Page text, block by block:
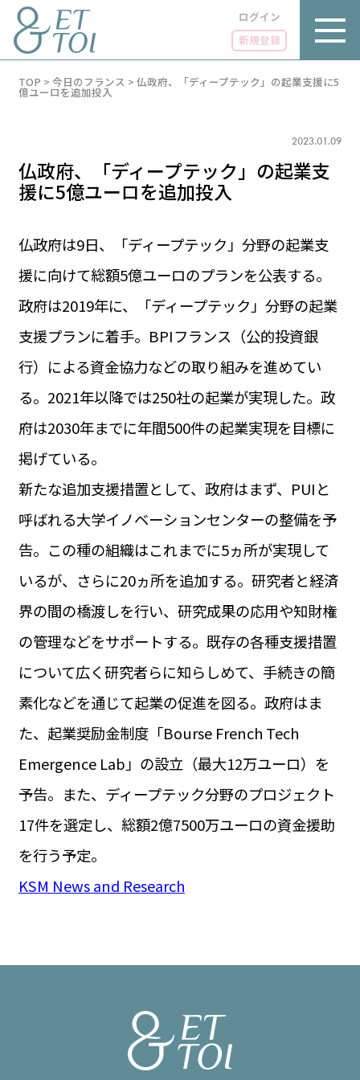
ログイン
新規登録
LUXE
グルメ
LIFE STYLE
ビジネス・キャリア
INFOS PRATIQUES
TAG
タグ
#パリ
#お土産 #トリビア
#データで読み解くフランス
#フランスの教育制度
#アプリ
#いざという時に
#カルカッソンヌ Carcassonne
#サステナブル
#フランス生活
#レシピ #ビューティー
#コスメ
#アルザス地方
#フランスの地方 #フロマージュ
#おでかけ
PARIS 14℃ / 12℃
FR 09:09 ／ JP 16:09
1€＝182.37円
お問い合わせ
運営会社
サイトポリシー
TOP > 今日のフランス > 仏政府、「ディープテック」の起業支援に5
億ユーロを追加投入
2023.01.09
仏政府、「ディープテック」の起業支
援に5億ユーロを追加投入
仏政府は9日、「ディープテック」分野の起業支
援に向けて総額5億ユーロのプランを公表する。
政府は2019年に、「ディープテック」分野の起業
支援プランに着手。BPIフランス（公的投資銀
行）による資金協力などの取り組みを進めてい
る。2021年以降では250社の起業が実現した。政
府は2030年までに年間500件の起業実現を目標に
掲げている。
新たな追加支援措置として、政府はまず、PUIと
呼ばれる大学イノベーションセンターの整備を予
告。この種の組織はこれまでに5ヵ所が実現して
いるが、さらに20ヵ所を追加する。研究者と経済
界の間の橋渡しを行い、研究成果の応用や知財権
の管理などをサポートする。既存の各種支援措置
について広く研究者らに知らしめて、手続きの簡
素化などを通じて起業の促進を図る。政府はま
た、起業奨励金制度「Bourse French Tech
Emergence Lab」の設立（最大12万ユーロ）を
予告。また、ディープテック分野のプロジェクト
17件を選定し、総額2億7500万ユーロの資金援助
を行う予定。
KSM News and Research